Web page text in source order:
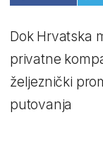
Dok Hrvatska
privatne
željeznički
putovanja